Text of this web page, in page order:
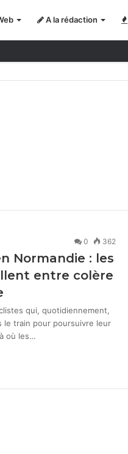
A la rédaction
0 362
Normandie : les
entre colère
qui, quo­ti­di­en­nement,
le train pour pour­suiv­re leur
où les…